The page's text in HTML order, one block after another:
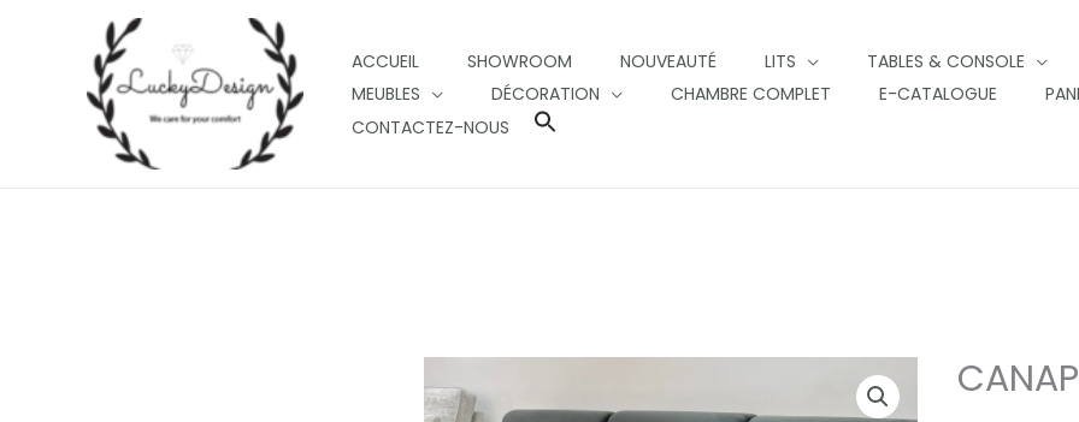
ACCUEIL SHOWROOM NOUVEAUTÉ LITS
TABLES & CONSOLE
MEUBLES
DÉCORATION CHAMBRE COMPLET E-CATALOGUE
CONTACTEZ-NOUS
CANAPE